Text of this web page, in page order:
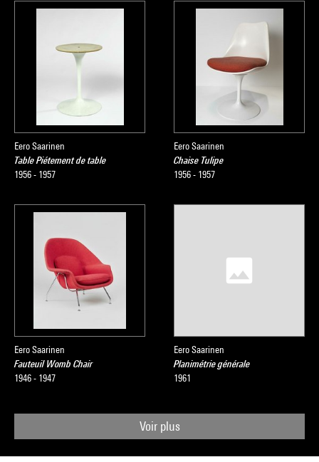
Eero Saarinen
Table Piétement de table
1956 - 1957
Eero Saarinen
Chaise Tulipe
1956 - 1957
Eero Saarinen
Fauteuil Womb Chair
1946 - 1947
Eero Saarinen
Planimétrie générale
1961
Voir plus